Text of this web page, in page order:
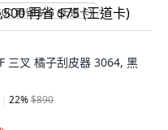
再省 $75 (王道卡)
三叉 橘子刮皮器 3064, 黑
22%$890